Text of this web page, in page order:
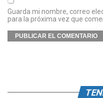
Guarda mi nombre, correo
para la próxima vez que